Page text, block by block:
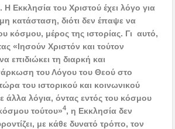
Η Εκκλησία του Χριστού έχει λόγο για
κατάσταση, διότι δεν έπαψε να
κόσμου, μέρος της ιστορίας. Γι αυτό,
«Ιησούν Χριστόν και τούτον
επιδιώκει τη διαρκή και
του Λόγου του Θεού στο
του ιστορικού και κοινωνικού
άλλα λόγια, όντας εντός του κόσμου
τούτου»4, η Εκκλησία δεν
με κάθε δυνατό τρόπο, τον